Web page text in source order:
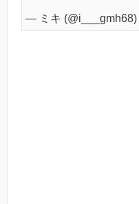
— ミキ (@i___gmh68)